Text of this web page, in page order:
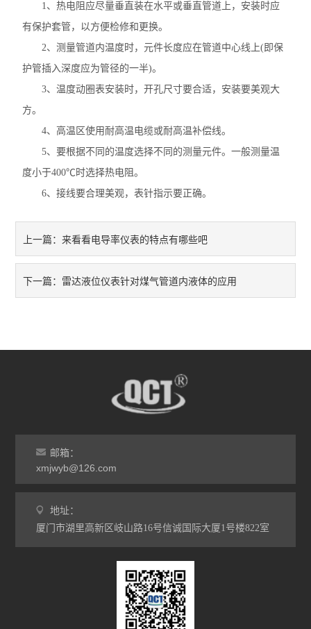
1、热电阻应尽量垂直装在水平或垂直管道上，安装时应
有保护套管，以方便检修和更换。
2、测量管道内温度时，元件长度应在管道中心线上(即保
护管插入深度应为管径的一半)。
3、温度动圈表安装时，开孔尺寸要合适，安装要美观大
方。
4、高温区使用耐高温电缆或耐高温补偿线。
5、要根据不同的温度选择不同的测量元件。一般测量温
度小于400℃时选择热电阻。
6、接线要合理美观，表针指示要正确。
上一篇：来看看电导率仪表的特点有哪些吧
下一篇： 雷达液位仪表针对煤气管道内液体的应用
邮箱：
xmjwyb@126.com
地址：
厦门市湖里高新区岐山路16号信诚国际大厦1号楼822室